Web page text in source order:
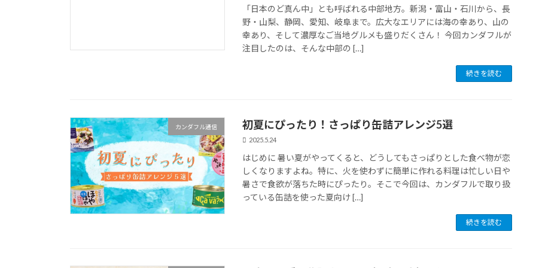
「日本のど真ん中」とも呼ばれる中部地方。新潟・富山・石川から、長
野・山梨、静岡、愛知、岐阜まで。広大なエリアには海の幸あり、山の
幸あり、そして濃厚なご当地グルメも盛りだくさん！ 今回カンダフルが
注目したのは、そんな中部の […]
続きを読む
カンダフル通信 初夏にぴったり！さっぱり缶詰アレンジ5選
2025.5.24
はじめに 暑い夏がやってくると、どうしてもさっぱりとした食べ物が恋
しくなりますよね。特に、火を使わずに簡単に作れる料理は忙しい日や
暑さで食欲が落ちた時にぴったり。そこで今回は、カンダフルで取り扱
っている缶詰を使った夏向け […]
続きを読む